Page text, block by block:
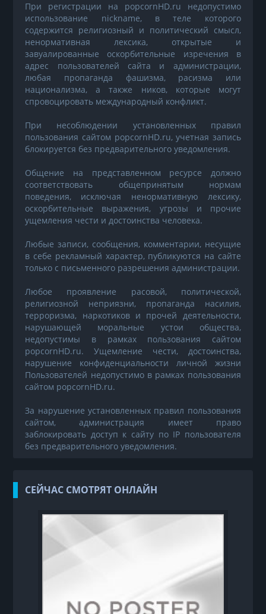
При регистрации на popcornHD.ru недопустимо
использование nickname, в теле которого
содержится религиозный и политический смысл,
ненормативная лексика, открытые и
завуалированные оскорбительные изречения в
адрес пользователей сайта и администрации,
любая пропаганда фашизма, расизма или
национализма, а также ников, которые могут
спровоцировать международный конфликт.
При несоблюдении установленных правил
пользования сайтом popcornHD.ru, учетная запись
блокируется без предварительного уведомления.
Общение на представленном ресурсе должно
соответствовать общепринятым нормам
поведения, исключая ненормативную лексику,
оскорбительные выражения, угрозы и прочие
ущемления чести и достоинства человека.
Любые записи, сообщения, комментарии, несущие
в себе рекламный характер, публикуются на сайте
только с письменного разрешения администрации.
Любое проявление расовой, политической,
религиозной неприязни, пропаганда насилия,
терроризма, наркотиков и прочей деятельности,
нарушающей моральные устои общества,
недопустимы в рамках пользования сайтом
popcornHD.ru. Ущемление чести, достоинства,
нарушение конфиденциальности личной жизни
Пользователей недопустимо в рамках пользования
сайтом popcornHD.ru.
За нарушение установленных правил пользования
сайтом, администрация имеет право
заблокировать доступ к сайту по IP пользователя
без предварительного уведомления.
СЕЙЧАС СМОТРЯТ ОНЛАЙН